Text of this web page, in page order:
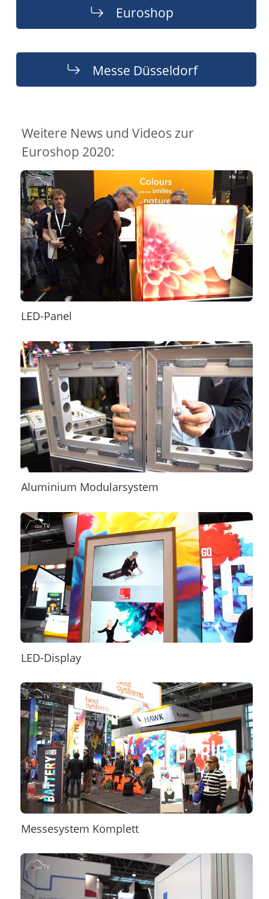
Euroshop
Messe Düsseldorf
Weitere News und Videos zur
Euroshop 2020:
LED-Panel
Aluminium Modularsystem
LED-Display
Messesystem Komplett